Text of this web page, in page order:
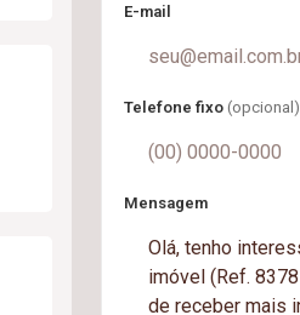
E-mail
Telefone fixo (opcional)
Mensagem